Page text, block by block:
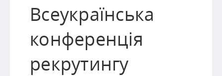
Всеукраїнська
конференція
рекрутингу